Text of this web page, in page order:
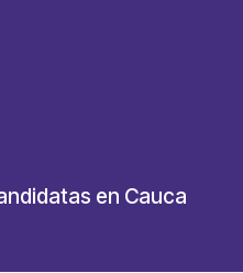
en Cauca